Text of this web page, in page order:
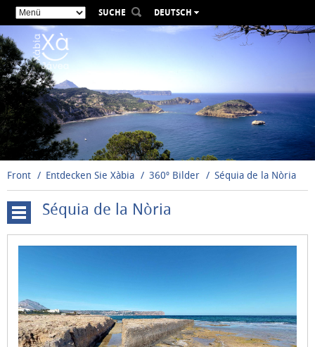
SUCHE
DEUTSCH
ESPAÑOL
FRANÇAIS
РУССКИЙ
Front Entdecken Sie Xàbia 360º Bilder Séquia de la Nòria
Cala
Primera
Caleta
Cala
Séquia de la Nòria